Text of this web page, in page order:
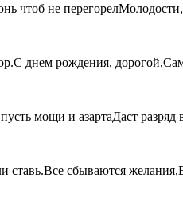
чтоб не
днем рождения,
мощи и азартаДаст разряд
сбываются